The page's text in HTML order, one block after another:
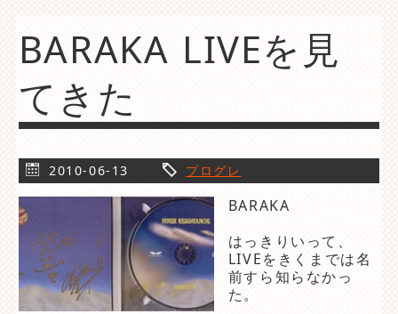
BARAKA LIVEを見
てきた
2010-06-13 プログレ
BARAKA
はっきりいって、
LIVEをきくまでは名
前すら知らなかっ
た。